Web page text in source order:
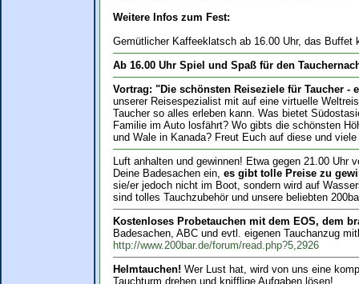
Weitere Infos zum Fest:
Gemütlicher Kaffeeklatsch ab 16.00 Uhr, das Buffet
Ab 16.00 Uhr Spiel und Spaß für den
Vortrag: "Die schönsten Reiseziele für Taucher -
unserer Reisespezialist mit auf eine virtuelle
Taucher so alles erleben kann. Was bietet
Familie im Auto losfährt? Wo gibts die schönsten
und Wale in Kanada? Freut Euch auf diese und
Luft anhalten und gewinnen! Etwa gegen 21.00 Uhr
Deine Badesachen ein, es gibt tolle Preise zu
sie/er jedoch nicht im Boot, sondern wird auf
sind tolles Tauchzubehör und unsere beliebten
Kostenloses Probetauchen mit dem EOS, dem
Badesachen, ABC und evtl. eigenen Tauchanzug
http://www.200bar.de/forum/read.php?5,2926
Helmtauchen! Wer Lust hat, wird von uns eine
Tauchturm drehen und knifflige Aufgaben lösen!